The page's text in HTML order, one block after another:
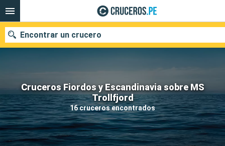
Cruceros Fiordos y Escandinavia sobre MS
Trollfjord
16 cruceros encontrados
Encontrar un crucero
Nuestros destinos
Fecha de salida
Puertos Compañías